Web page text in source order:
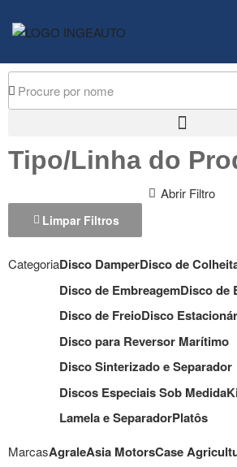
Tipo/Linha do
Abrir Filtro
Limpar Filtros
CategoriaDisco DamperDisco de
Disco de EmbreagemDisco de
Disco de FreioDisco
Disco para Reversor Marítimo
Disco Sinterizado e Separador
Discos Especiais Sob Medida
Lamela e SeparadorPlatôs
MarcasAgraleAsia MotorsCase